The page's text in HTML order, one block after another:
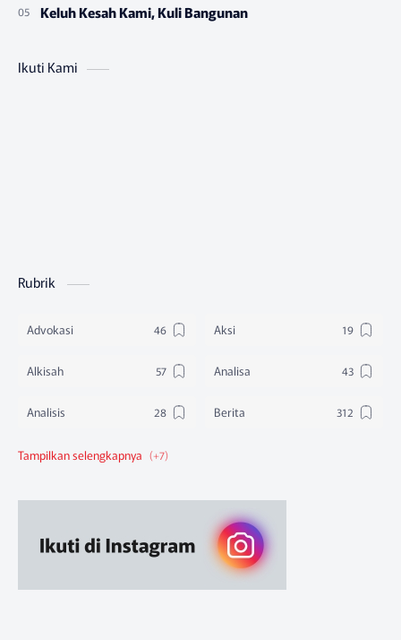
Keluh Kesah Kami, Kuli Bangunan
Ikuti Kami
Rubrik
Advokasi Aksi
Alkisah Analisa
Analisis Berita
Berita Federasi
Ruang Belajar Sikap